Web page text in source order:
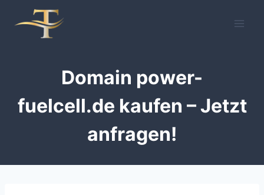
Inhalt
Domain power-
fuelcell.de kaufen – Jetzt
anfragen!